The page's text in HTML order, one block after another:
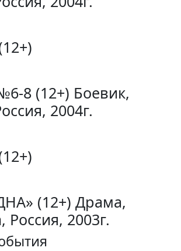
8 (12+) Боевик,
2004г.
(12+) Драма,
2003г.